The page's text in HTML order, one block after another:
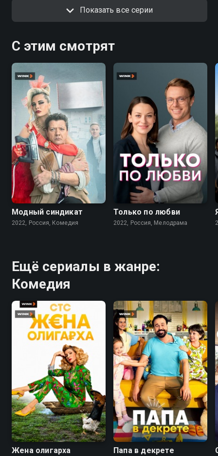
Показать все серии
С этим смотрят
7.6
Модный синдикат
2022, Россия, Комедия
Только по любви
2022, Россия, Мелодрама
Ещё сериалы в жанре:
Комедия
7.6
Жена олигарха
7.7
Папа в декрете